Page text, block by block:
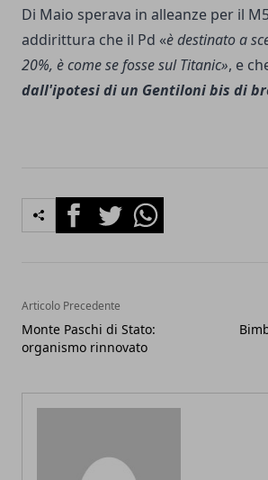
Di Maio sperava in alleanze per il
addirittura che il Pd «è destinato a
20%, è come se fosse sul Titanic», e
dall'ipotesi di un Gentiloni bis di
FacebookTwitterWhatsapp
Articolo Precedente
Monte Paschi di Stato:
organismo rinnovato